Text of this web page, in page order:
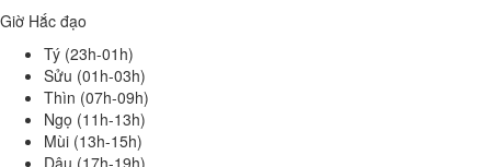
Giờ Hắc đạo
Tý (23h-01h)
Sửu (01h-03h)
Thìn (07h-09h)
Ngọ (11h-13h)
Mùi (13h-15h)
Dậu (17h-19h)